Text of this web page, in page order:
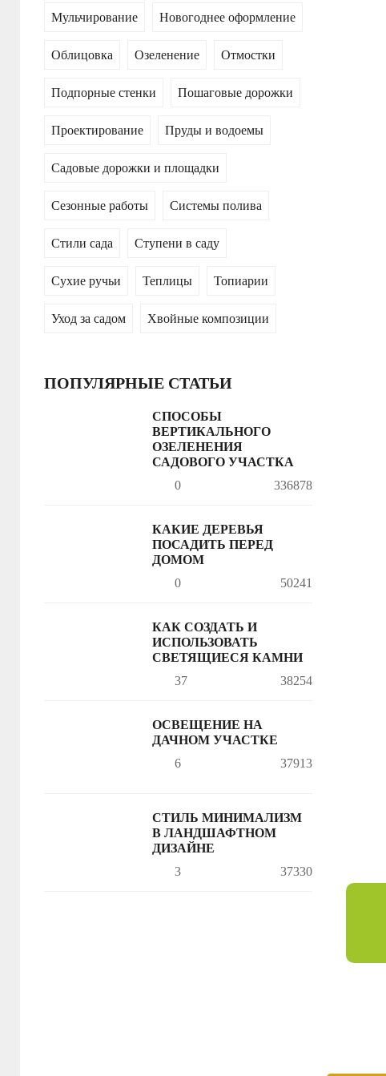
Мульчирование Новогоднее оформление
Облицовка Озеленение Отмостки
Подпорные стенки Пошаговые дорожки
Проектирование Пруды и водоемы
Садовые дорожки и площадки
Сезонные работы Системы полива
Стили сада Ступени в саду
Сухие ручьи Теплицы Топиарии
Уход за садом Хвойные композиции
ПОПУЛЯРНЫЕ СТАТЬИ
СПОСОБЫ
ВЕРТИКАЛЬНОГО
ОЗЕЛЕНЕНИЯ
САДОВОГО УЧАСТКА
0
336878
КАКИЕ ДЕРЕВЬЯ
ПОСАДИТЬ ПЕРЕД
ДОМОМ
0
50241
КАК СОЗДАТЬ И
ИСПОЛЬЗОВАТЬ
СВЕТЯЩИЕСЯ КАМНИ
37
38254
ОСВЕЩЕНИЕ НА
ДАЧНОМ УЧАСТКЕ
6
37913
СТИЛЬ МИНИМАЛИЗМ
В ЛАНДШАФТНОМ
ДИЗАЙНЕ
3
37330